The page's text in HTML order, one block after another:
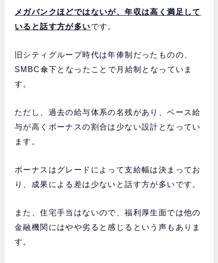
メガバンクほどではないが、年収は高く満足して
いると話す方が多いです。
旧シティグループ時代は年俸制だったものの、
SMBC傘下となったことで月給制となっていま
す。
ただし、過去の給与体系の名残があり、ベース給
与が高くボーナスの割合は少ない設計となってい
ます。
ボーナスはグレードによって支給幅は決まってお
り、成果による差は少ないと話す方が多いです。
また、住宅手当はないので、福利厚生面では他の
金融機関にはやや劣ると感じるという声もありま
す。